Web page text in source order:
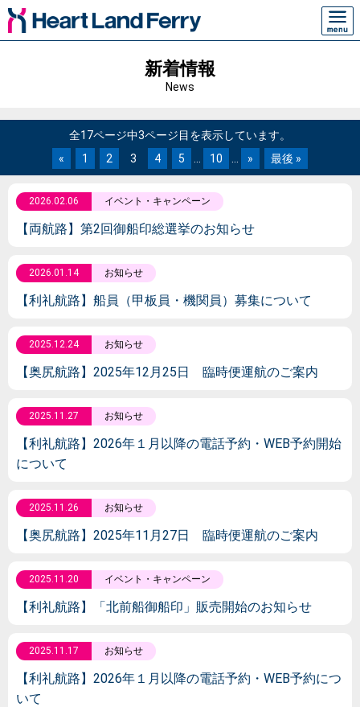
新着情報
News
全17ページ中3ページ目を表示しています。
«
1 2 3 4 5 10 » 最後 »
2026.02.06 イベント・キャンペーン
【両航路】第2回御船印総選挙のお知らせ
2026.01.14 お知らせ
【利礼航路】船員（甲板員・機関員）募集について
2025.12.24 お知らせ
【奥尻航路】2025年12月25日 臨時便運航のご案内
2025.11.27 お知らせ
【利礼航路】2026年１月以降の電話予約・WEB予約開始
について
2025.11.26 お知らせ
【奥尻航路】2025年11月27日 臨時便運航のご案内
2025.11.20 イベント・キャンペーン
【利礼航路】「北前船御船印」販売開始のお知らせ
2025.11.17 お知らせ
【利礼航路】2026年１月以降の電話予約・WEB予約につ
いて